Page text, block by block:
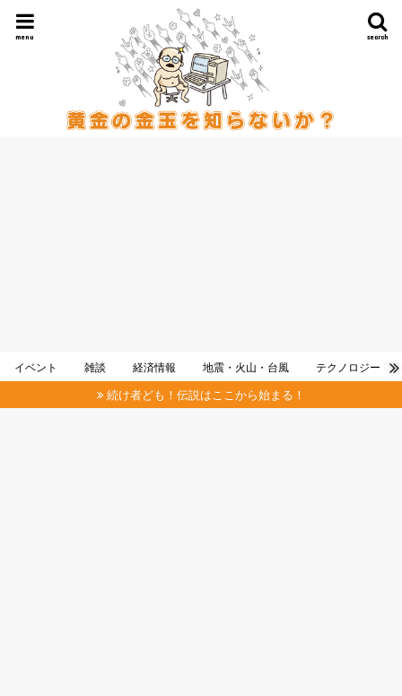
search
menu
イベント 雑談 経済情報 地震・火山・台風 テクノロジー
続け者ども！伝説はここから始まる！